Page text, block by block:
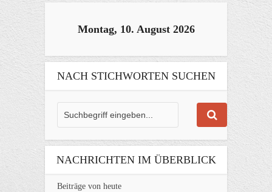
Montag, 10. August 2026
NACH STICHWORTEN SUCHEN
NACHRICHTEN IM ÜBERBLICK
Beiträge von heute